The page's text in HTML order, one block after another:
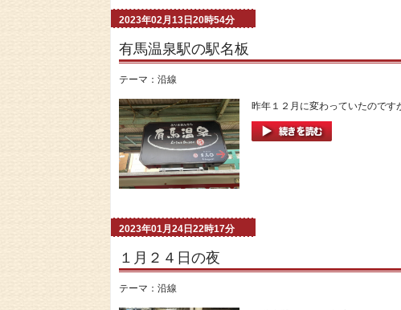
2023年02月13日20時54分
有馬温泉駅の駅名板
テーマ： 沿線
昨年１２月に変わっていたのです
2023年01月24日22時17分
１月２４日の夜
テーマ： 沿線